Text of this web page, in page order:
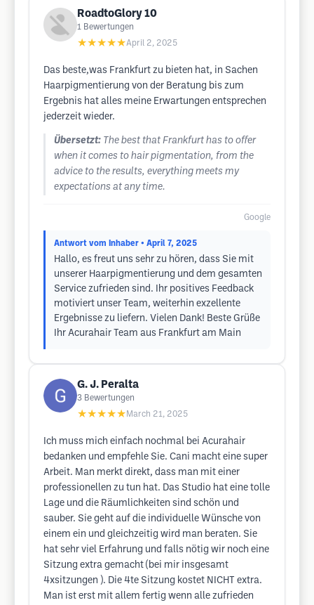
RoadtoGlory 10
1 Bewertungen
★★★★★April 2, 2025
Das beste,was Frankfurt zu bieten hat, in Sachen
Haarpigmentierung von der Beratung bis zum
Ergebnis hat alles meine Erwartungen entsprechen
jederzeit wieder.
Übersetzt: The best that Frankfurt has to offer
when it comes to hair pigmentation, from the
advice to the results, everything meets my
expectations at any time.
Google
Antwort vom Inhaber • April 7, 2025
Hallo, es freut uns sehr zu hören, dass Sie mit
unserer Haarpigmentierung und dem gesamten
Service zufrieden sind. Ihr positives Feedback
motiviert unser Team, weiterhin exzellente
Ergebnisse zu liefern. Vielen Dank! Beste Grüße
Ihr Acurahair Team aus Frankfurt am Main
G. J. Peralta
3 Bewertungen
★★★★★ March 21, 2025
Ich muss mich einfach nochmal bei Acurahair
bedanken und empfehle Sie. Cani macht eine super
Arbeit. Man merkt direkt, dass man mit einer
professionellen zu tun hat. Das Studio hat eine tolle
Lage und die Räumlichkeiten sind schön und
sauber. Sie geht auf die individuelle Wünsche von
einem ein und gleichzeitig wird man beraten. Sie
hat sehr viel Erfahrung und falls nötig wir noch eine
Sitzung extra gemacht (bei mir insgesamt
4xsitzungen ). Die 4te Sitzung kostet NICHT extra.
Man ist erst mit allem fertig wenn alle zufrieden